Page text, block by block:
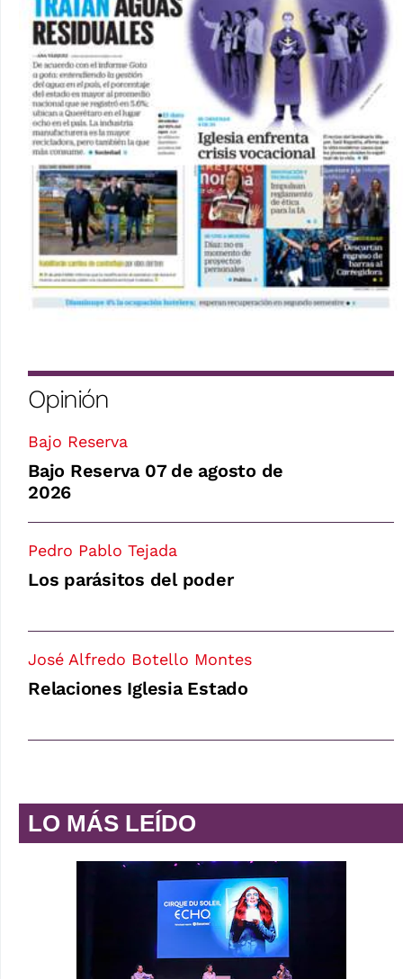
Opinión
Bajo Reserva
Bajo Reserva 07 de agosto de
2026
Pedro Pablo Tejada
Los parásitos del poder
José Alfredo Botello Montes
Relaciones Iglesia Estado
LO MÁS LEÍDO